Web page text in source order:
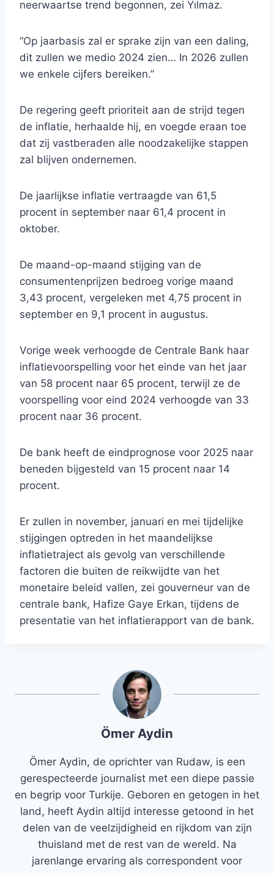
neerwaartse trend begonnen, zei Yılmaz.
“Op jaarbasis zal er sprake zijn van een daling,
dit zullen we medio 2024 zien… In 2026 zullen
we enkele cijfers bereiken.”
De regering geeft prioriteit aan de strijd tegen
de inflatie, herhaalde hij, en voegde eraan toe
dat zij vastberaden alle noodzakelijke stappen
zal blijven ondernemen.
De jaarlijkse inflatie vertraagde van 61,5
procent in september naar 61,4 procent in
oktober.
De maand-op-maand stijging van de
consumentenprijzen bedroeg vorige maand
3,43 procent, vergeleken met 4,75 procent in
september en 9,1 procent in augustus.
Vorige week verhoogde de Centrale Bank haar
inflatievoorspelling voor het einde van het jaar
van 58 procent naar 65 procent, terwijl ze de
voorspelling voor eind 2024 verhoogde van 33
procent naar 36 procent.
De bank heeft de eindprognose voor 2025 naar
beneden bijgesteld van 15 procent naar 14
procent.
Er zullen in november, januari en mei tijdelijke
stijgingen optreden in het maandelijkse
inflatietraject als gevolg van verschillende
factoren die buiten de reikwijdte van het
monetaire beleid vallen, zei gouverneur van de
centrale bank, Hafize Gaye Erkan, tijdens de
presentatie van het inflatierapport van de bank.
Ömer Aydin
Ömer Aydin, de oprichter van Rudaw, is een
gerespecteerde journalist met een diepe passie
en begrip voor Turkije. Geboren en getogen in het
land, heeft Aydin altijd interesse getoond in het
delen van de veelzijdigheid en rijkdom van zijn
thuisland met de rest van de wereld. Na
jarenlange ervaring als correspondent voor